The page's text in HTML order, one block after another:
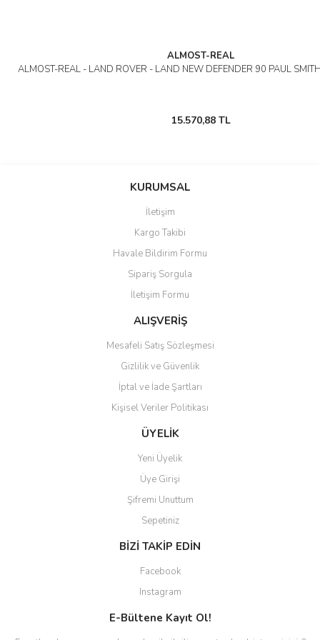
ALMOST-REAL
ALMOST-REAL - LAND ROVER - LAND NEW DEFENDER 90 PAUL
15.570,88 TL
KURUMSAL
İletişim
Kargo Takibi
Havale Bildirim Formu
Sipariş Sorgula
İletişim Formu
ALIŞVERİŞ
Mesafeli Satış Sözleşmesi
Gizlilik ve Güvenlik
İptal ve İade Şartları
Kişisel Veriler Politikası
ÜYELİK
Yeni Üyelik
Üye Girişi
Şifremi Unuttum
Sepetiniz
BİZİ TAKİP EDİN
Facebook
Instagram
E-Bültene Kayıt Ol!